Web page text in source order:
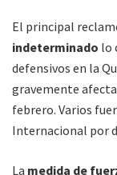
El principal
indeterminado lo
defensivos en la
gravemente
febrero. Varios
Internacional por
La medida de